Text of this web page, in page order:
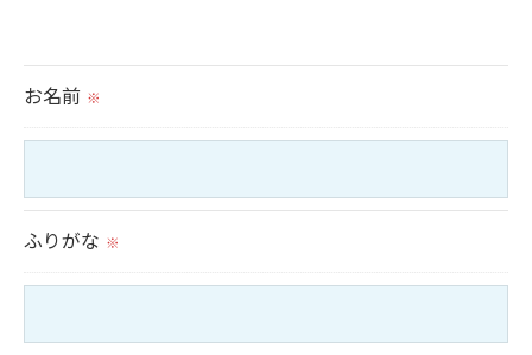
られた場合を除き、
＜個人情報の委託について＞
これらの委託先に対しては個人情報保護契約等の措
お名前 ※
ふりがな ※